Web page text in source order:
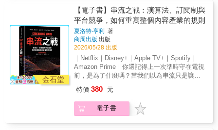
創辦人、《顛覆性領導力》（Disruptive
Leadership）合著作者
先快速奠定讀者的基礎知識、過程中破除常見
迷思，最後彙整齊全的工具組合，為首次實作
提供強力支援。」──NatWest Markets創新部
門前主管與Pet Proactive Insurance科技長／共
同創辦人艾力克斯．班克斯（Alex Banks）
「去中心化和創新民主化（democratization of
innovation）同樣為人類社會帶來巨大刺激，除
了持續推動發展巨輪，促使社群快速成形，也
將新產品在全球上市的成本大幅降低到前所未
見的水準。《區塊鏈創新實踐手冊》一書分享
業在過渡到區塊鏈網路、加密貨幣和去中心化
金融的典範轉移中，找到適切的定位。」
──Amberdata執行長與共同創辦人尚恩．道格
Deposit Insurance Corporation）主席 在這個精
湛卓越的報導中，馬永哲說明了中國金融科技
的飛速發展，從電子商務的支付附件這個毫不
起眼的開始，到後來成為無所不知、引發當局
憤怒的大型金融科技公司，全都發生在十年的
時間裡。馬永哲對政治經濟的確實掌握，提供
了理解當前發展亟需的脈絡。任何認真觀察中
國數位創新活動的人來說，《無現金時代》是
國際清算銀行（Bank for International
哲帶著我們以特別的眼光檢視貨幣的未來，以
及全球權力與日常生活的未來。由於他會中文
並沉浸在中國人的生活裡，因此可以告訴我
分析觀眾行為，快速試水溫、快速調整方向。
這種精神帶來創新，也讓作品更替節奏加快，
你欣賞的是速度與變化本身。【結果二】｜你
是Prime Video生態整合型人格你是一位精於布
局的商業整合者，影視只是更大拼圖的一角。
Prime Video誕生於電商巨頭亞馬遜的會員體系
中，於2006年推出，目的是提升Prime會員的整
體價值，而非單靠影視獲利。它投資大型製
作，也嘗試直播與體育內容，強調會員生態的
黏著度。對你而言，內容與服務的整合程度比
TV+精品策展型人格你是一位極簡主義的科技
藝術家，寧少而精、寧缺勿濫。Apple TV+於
2019年上線，沒有龐大片庫，卻選擇重金打造
需要動腦的論證分析⋯⋯懂得駕馭這七種超能
力的人，結合人類獨特的優勢，將在工作與生
活中，打造別人難以複製的超級競爭力！►你
還有AI永遠沒有的東西雖然AI速度與規模都遠
超人力，但AI沒有你的人生體驗、情感直覺與
道德。懂得駕馭AI的人，不會外包大腦，而是
更會運用自己的思維，拓展無限潛力。►AI的
崛起，也帶來了我們必須面對的問題羅斯沒有
Q&A，讓我們有能力因應不確定的未來──．
向發展？．紅色按鈕有存在的必要嗎？．充滿
未知數，還要繼續發展AI嗎？這不是一本讓你
恐懼AI的書，而是一本幫你透過心智之鏡看清
是兩回事。AI能計算、能預測、能生成，最後
還是必須由人類做決策！►造AI的人，帶你看
清AI的全貌丹妮拉．羅斯是業界公認的「機器
人之母」、MIT電腦科學與人工智慧實驗室主
任，也是新世代AI模型公司Liquid AI的共同創
辦人。她親手打造下一代AI模型，比任何人都
清楚AI能做到什麼、做不到什麼，與人類在這
場革命中真正的位置。►AI七大超能力 × 人類9
大優勢，成為無可取代的競爭力羅斯歸納出AI
的七種超能力：速度、知識、洞見、創意、先
人類，而是幫你提升你的競爭力——．醫療編
碼AI讓申請費用退件率下降60％．程式設計師
用AI輔助工具，完成任務的速度快上1.6倍．律
金石堂
【電子書】串流之戰：演算法、訂閱制與
平台競爭，如何重寫整個內容產業的規則
夏洛特‧亨利
著
商周出版 出版
2026/05/28 出版
｜Netflix｜Disney+｜Apple TV+｜Spotify｜
Amazon Prime｜你還記得上一次準時守在電視
前，是為了什麼嗎？當我們以為串流只是讓看
業的權力結構#串流媒體 #媒體經濟 #文化影響
力 #平台競爭 #好萊塢罷工 #娛樂的未
來 ◆◆◆ 先來看看你屬於哪一種串流人格？
特價 380 元
電子書